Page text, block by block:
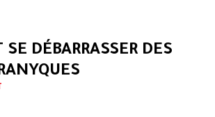
DÉBARRASSER DES